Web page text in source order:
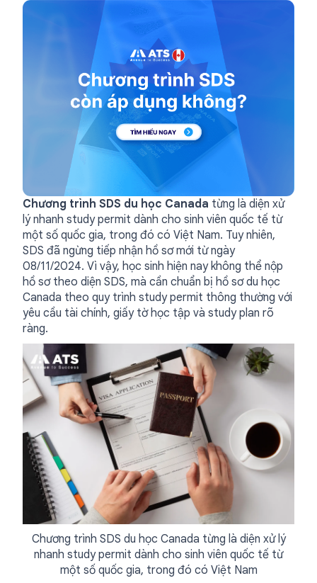
Chương trình SDS du học Canada từng là diện xử
lý nhanh study permit dành cho sinh viên quốc tế từ
một số quốc gia, trong đó có Việt Nam. Tuy nhiên,
SDS đã ngừng tiếp nhận hồ sơ mới từ ngày
08/11/2024. Vì vậy, học sinh hiện nay không thể nộp
hồ sơ theo diện SDS, mà cần chuẩn bị hồ sơ du học
Canada theo quy trình study permit thông thường với
yêu cầu tài chính, giấy tờ học tập và study plan rõ
ràng.
Chương trình SDS du học Canada từng là diện xử lý
nhanh study permit dành cho sinh viên quốc tế từ
một số quốc gia, trong đó có Việt Nam